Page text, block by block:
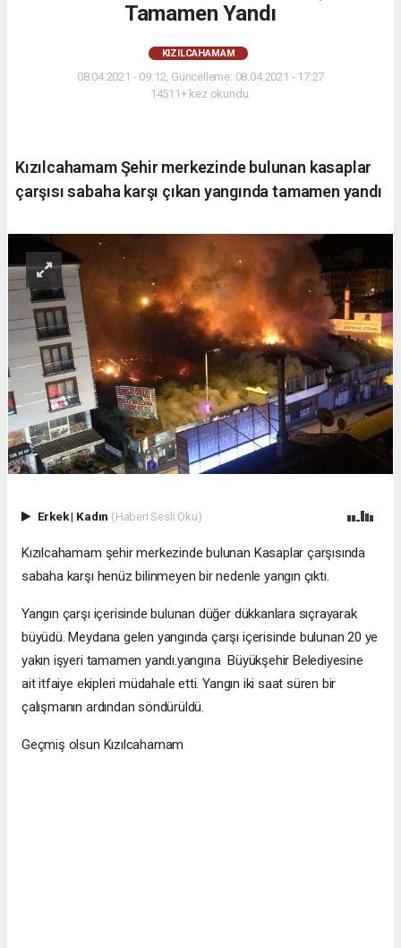
Tamamen Yandı
KIZILCAHAMAM
08.04.2021 - 09:12, Güncelleme: 08.04.2021 - 17:27
14511+ kez okundu.
Kızılcahamam Şehir merkezinde bulunan kasaplar
çarşısı sabaha karşı çıkan yangında tamamen yandı
Erkek| Kadın (Haberi Sesli Oku)
Kızılcahamam şehir merkezinde bulunan Kasaplar çarşısında
sabaha karşı henüz bilinmeyen bir nedenle yangın çıktı.
Yangın çarşı içerisinde bulunan düğer dükkanlara sıçrayarak
büyüdü. Meydana gelen yangında çarşı içerisinde bulunan 20 ye
yakın işyeri tamamen yandı.yangına Büyükşehir Belediyesine
ait itfaiye ekipleri müdahale etti. Yangın iki saat süren bir
çalışmanın ardından söndürüldü.
Geçmiş olsun Kızılcahamam